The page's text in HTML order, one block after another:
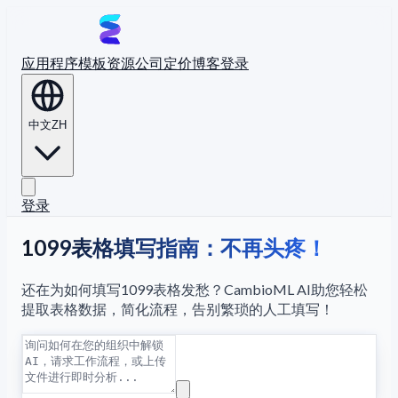
应用程序模板资源公司定价博客登录
中文ZH
登录
1099表格填写指南：不再头疼！
还在为如何填写1099表格发愁？CambioML AI助您轻松
提取表格数据，简化流程，告别繁琐的人工填写！